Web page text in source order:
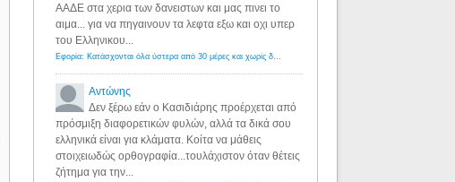
ΑΑΔΕ στα χερια των δανειστων και μας πινει το
αιμα... για να πηγαινουν τα λεφτα εξω και οχι υπερ
του Ελληνικου...
Εφορία: Κατάσχονται όλα ύστερα από 30 μέρες και χωρίς δικαστικές αποφάσεις - Λόγιος Ερμής
Αντώνης
Δεν ξέρω εάν ο Κασιδιάρης προέρχεται από
πρόσμιξη διαφορετικών φυλών, αλλά τα δικά σου
ελληνικά είναι για κλάματα. Κοίτα να μάθεις
στοιχειωδώς ορθογραφία...τουλάχιστον όταν θέτεις
ζήτημα για την...